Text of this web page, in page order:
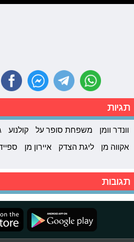
תגיות
וונדר וומן משפחת סופר על קולנוע
אקווה מן
ליגת הצדק איירון מן
תגובות